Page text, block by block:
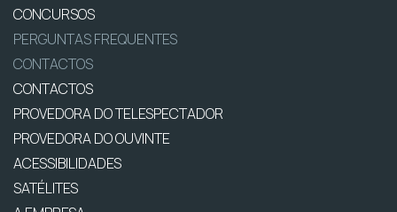
CONCURSOS
PERGUNTAS FREQUENTES
CONTACTOS
CONTACTOS
PROVEDORA DO TELESPECTADOR
PROVEDORA DO OUVINTE
ACESSIBILIDADES
SATÉLITES